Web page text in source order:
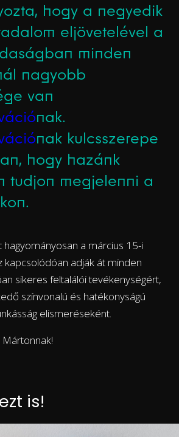
hogy a negyedik
eljövetelével a
minden
nagyobb
van
nak.
nak kulcsszerepe
hogy hazánk
tudjon megjelenni a
hagyományosan a március 15-i
kapcsolódóan adják át minden
sikeres feltalálói tevékenységért,
színvonalú és hatékonyságú
elismeréseként.
Mártonnak!
is!